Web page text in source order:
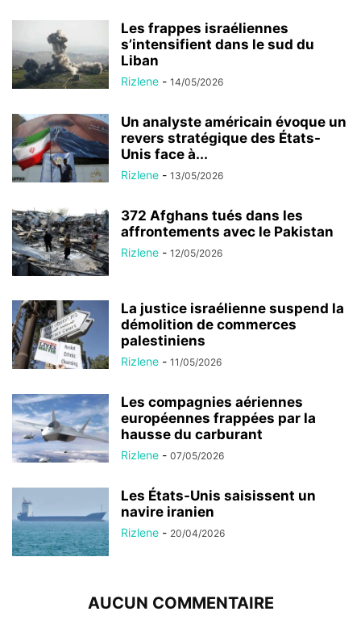
Les frappes israéliennes
s’intensifient dans le sud du
Liban
Rizlene - 14/05/2026
Un analyste américain évoque un
revers stratégique des États-
Unis face à...
Rizlene - 13/05/2026
372 Afghans tués dans les
affrontements avec le Pakistan
Rizlene - 12/05/2026
La justice israélienne suspend la
démolition de commerces
palestiniens
Rizlene - 11/05/2026
Les compagnies aériennes
européennes frappées par la
hausse du carburant
Rizlene - 07/05/2026
Les États-Unis saisissent un
navire iranien
Rizlene - 20/04/2026
AUCUN COMMENTAIRE